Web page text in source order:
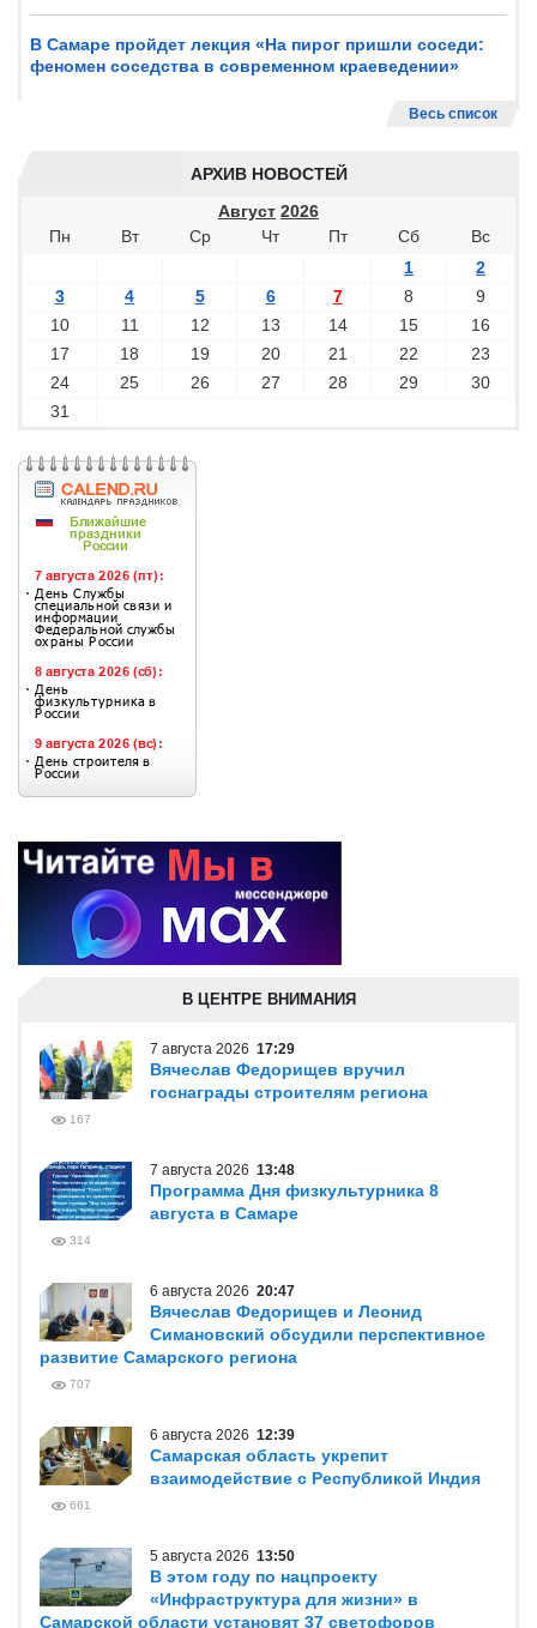
В Самаре пройдет лекция «На пирог пришли соседи:
феномен соседства в современном краеведении»
Весь список
АРХИВ НОВОСТЕЙ
Август 2026
Пн
Вт Ср Чт Пт Сб
Вс
1
2
3
4 5 6 7 8
9
10
11 12 13 14 15
16
17
18 19 20 21 22
23
24
25 26 27 28 29
30
31
В ЦЕНТРЕ ВНИМАНИЯ
7 августа 2026 17:29
Вячеслав Федорищев вручил
госнаграды строителям региона
167
7 августа 2026 13:48
Программа Дня физкультурника 8
августа в Самаре
314
6 августа 2026 20:47
Вячеслав Федорищев и Леонид
Симановский обсудили перспективное
развитие Самарского региона
707
6 августа 2026 12:39
Самарская область укрепит
взаимодействие с Республикой Индия
661
5 августа 2026 13:50
В этом году по нацпроекту
«Инфраструктура для жизни» в
Самарской области установят 37 светофоров